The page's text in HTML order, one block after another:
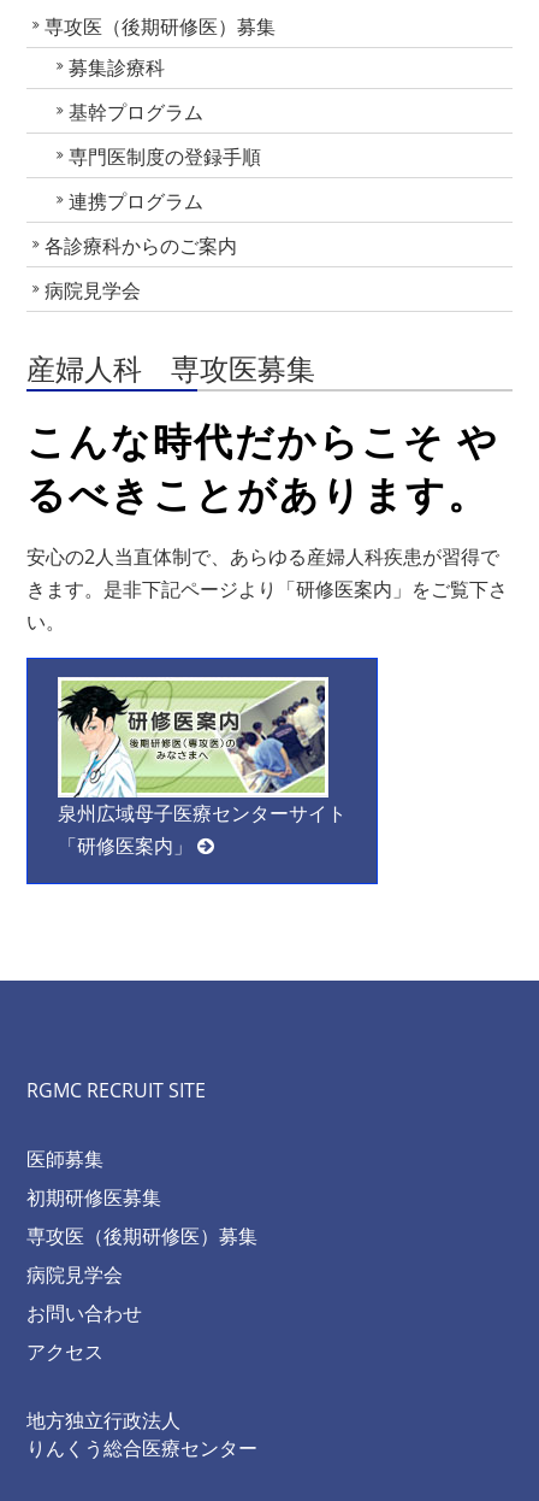
専攻医（後期研修医）募集
募集診療科
基幹プログラム
専門医制度の登録手順
連携プログラム
各診療科からのご案内
病院見学会
産婦人科 専攻医募集
こんな時代だからこそ や
るべきことがあります。
安心の2人当直体制で、あらゆる産婦人科疾患が習得で
きます。是非下記ページより「研修医案内」をご覧下さ
い。
泉州広域母子医療センターサイト
「研修医案内」
RGMC RECRUIT SITE
医師募集
初期研修医募集
専攻医（後期研修医）募集
病院見学会
お問い合わせ
アクセス
地方独立行政法人
りんくう総合医療センター